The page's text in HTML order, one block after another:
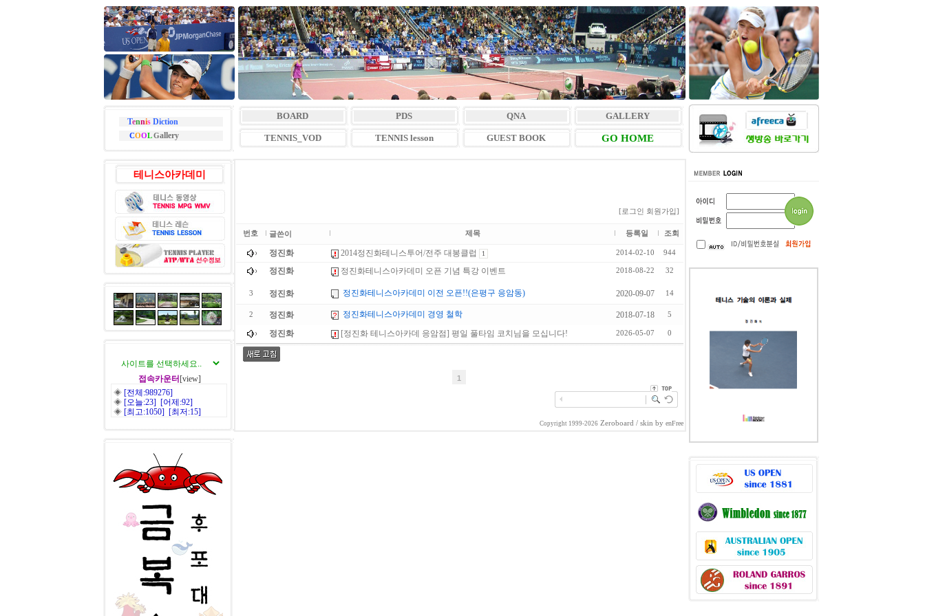
Tennis Diction
COOLGallery
BOARD PDS QNA GALLERY
TENNIS_VOD TENNIS lesson GUEST BOOK GO HOME
테니스아카데미
접속카운터 [view]
◈ [전체:989276]
◈ [오늘:23] [어제:92]
◈ [최고:1050] [최저:15]
[로그인 회원가입]
번호 글쓴이 제목 등록일 조회
정진화 2014정진화테니스투어/전주 대봉클럽 1 2014-02-10 944
정진화 정진화테니스아카데미 오픈 기념 특강 이벤트 2018-08-22 32
3 정진화 정진화테니스아카데미 이전 오픈!!(은평구 응암동) 2020-09-07 14
2 정진화 정진화테니스아카데미 경영 철학 2018-07-18 5
정진화 [정진화 테니스아카데 응암점] 평일 풀타임 코치님을 모십니다! 2026-05-07 0
1
Copyright 1999-2026 Zeroboard / skin by enFree